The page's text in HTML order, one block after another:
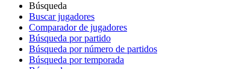
Búsqueda
Buscar jugadores
Comparador de jugadores
Búsqueda por partido
Búsqueda por número de partidos
Búsqueda por temporada